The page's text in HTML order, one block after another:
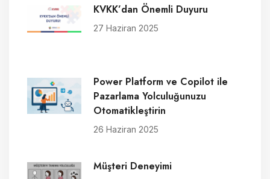
KVKK’dan Önemli Duyuru
27 Haziran 2025
Power Platform ve Copilot ile
Pazarlama Yolculuğunuzu
Otomatikleştirin
26 Haziran 2025
Müşteri Deneyimi